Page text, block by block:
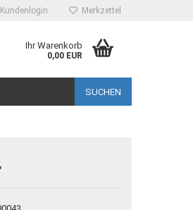
Kundenlogin Merkzettel
Ihr Warenkorb
0,00 EUR
SUCHEN